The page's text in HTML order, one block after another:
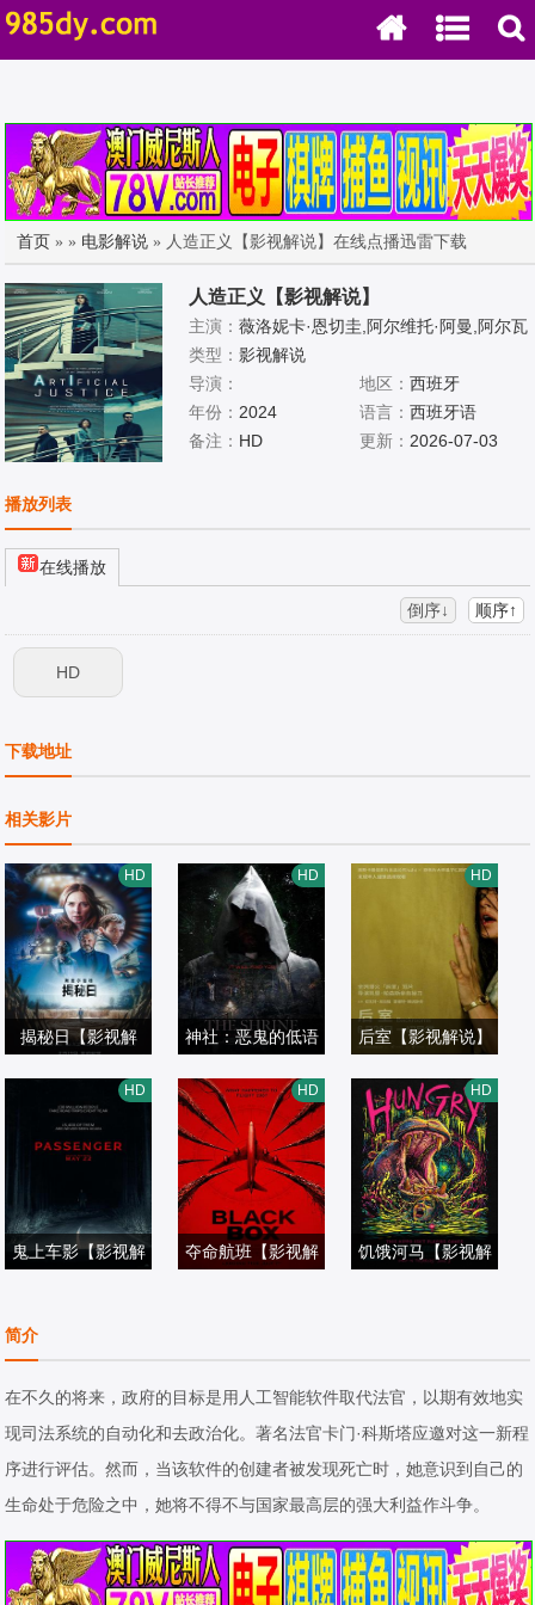
首页 »» 电影解说 » 人造正义【影视解说】在线点播迅雷下载
人造正义【影视解说】
主演：薇洛妮卡·恩切圭,阿尔维托·阿曼,阿尔瓦
·加洛莎
类型：影视解说
导演：
地区： 西班牙
年份： 2024 语言： 西班牙语
备注： HD 更新： 2026-07-03
播放列表
在线播放
倒序↓ 顺序↑
HD
下载地址
相关影片
揭秘日【影视解
帕拉克,迈克尔·加
斯顿,伊芙·休森,艾
曼·多明戈,库利·卡
尔文,乔什·奥康纳,
劳埃德-休斯,怀亚
特·罗素,克里斯·西
尔科克,埃利奥特·
维拉尔,汤米·马丁
内兹,加比·比恩斯,
斯万米·萨姆派奥,
奇里尔·保兰,麦肯
娜·布里杰,艾米丽·
电影解说
2026/美国
HD
神社：恶鬼的低语
素云,孔成夏
电影解说
2026/韩国,日本
HD
后室【影视解说】
瓦特·埃加福,阿万·
乔贾,谢拉赫·霍斯
达尔,托比·哈格雷
夫,雷娜特·赖因斯
夫,卢基塔·麦克斯
利普·格兰杰,帕特
里克·贝纳姆
电影解说
2026/美国
HD
鬼上车影【影视解
丽莎·里奥,托尼·杜
佩,米歇尔·L·皮特
斯,卢·洛贝尔,德薇
埃尔·约翰逊,邦妮·
迪肖恩,布雷特·贝
德罗西安,杰西卡·
克鲁兹
电影解说
2026/美国
HD
夺命航班【影视解
汤姆·布里特尼,汉
娜克·塔波特,Dan
ny·Mac,特蕾莎·森
登·加西亚,戴恩·怀
特·奥哈拉,莫莉·贝
尔·赖特,Anton·Tr
endafilov,Asa·Ali,
2026/美国
HD
饥饿河马【影视解
特雷西·邦纳,麦蒂
森·达文波特,奥利
维亚·伯恩斯顿,萨
曼莎·考格兰,马克
西姆·杜兰德,乔·阿
佐帕迪,瑞弗·柯达
克,米歇尔·库利尔,
2026/英国,美国
HD
简介
在不久的将来，政府的目标是用人工智能软件取代法官，以期有效地实
现司法系统的自动化和去政治化。著名法官卡门·科斯塔应邀对这一新程
序进行评估。然而，当该软件的创建者被发现死亡时，她意识到自己的
生命处于危险之中，她将不得不与国家最高层的强大利益作斗争。